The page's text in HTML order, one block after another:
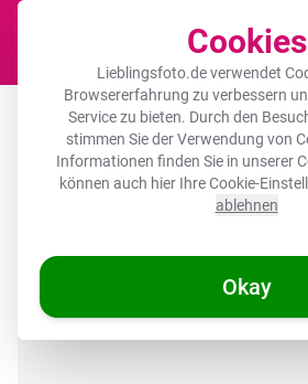
Cookies
Lieblingsfoto.de verwendet
Browsererfahrung zu verbessern
Service zu bieten. Durch den
stimmen Sie der Verwendung von
Informationen finden Sie in unserer
können auch hier Ihre Cookie-
ablehnen
Okay
Leinwandbild -
- Sonnenuntergang -